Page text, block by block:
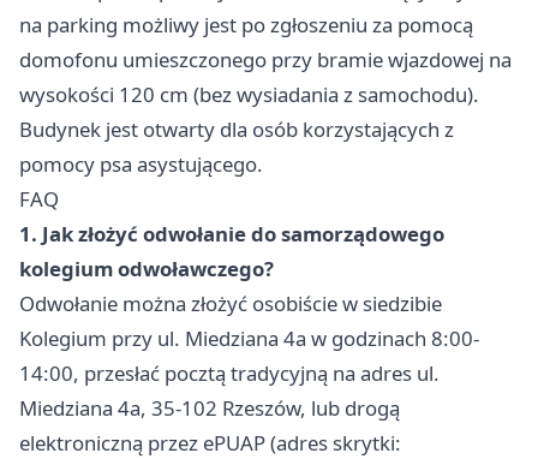
na parking możliwy jest po zgłoszeniu za pomocą
domofonu umieszczonego przy bramie wjazdowej na
wysokości 120 cm (bez wysiadania z samochodu).
Budynek jest otwarty dla osób korzystających z
pomocy psa asystującego.
FAQ
1. Jak złożyć odwołanie do samorządowego
kolegium odwoławczego?
Odwołanie można złożyć osobiście w siedzibie
Kolegium przy ul. Miedziana 4a w godzinach 8:00-
14:00, przesłać pocztą tradycyjną na adres ul.
Miedziana 4a, 35-102 Rzeszów, lub drogą
elektroniczną przez ePUAP (adres skrytki: